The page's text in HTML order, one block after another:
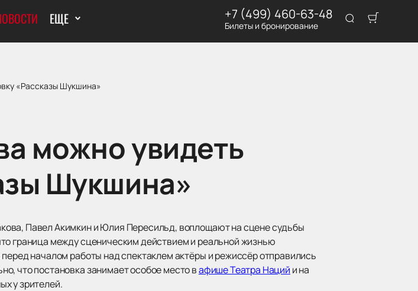
ЕЩЕ +7 (499) 460-63-48
Билеты и бронирование
«Рассказы Шукшина»
можно увидеть
Шукшина»
Павел Акимкин и Юлия Пересильд, воплощают на сцене судьбы
граница между сценическим действием и реальной жизнью
началом работы над спектаклем актёры и режиссёр отправились
что постановка занимает особое место вафише Театра Наций и на
у зрителей.